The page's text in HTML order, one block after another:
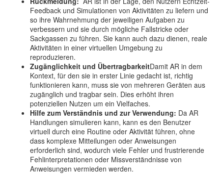
Feedback und Simulationen von Aktivitäten zu liefern und
so ihre Wahrnehmung der jeweiligen Aufgaben zu
verbessern und sie durch mögliche Fallstricke oder
Sackgassen zu führen. Sie kann auch dazu dienen, reale
Aktivitäten in einer virtuellen Umgebung zu
reproduzieren.
Zugänglichkeit und ÜbertragbarkeitDamit AR in dem
Kontext, für den sie in erster Linie gedacht ist, richtig
funktionieren kann, muss sie von mehreren Geräten aus
zugänglich und tragbar sein. Dies erhöht ihren
potenziellen Nutzen um ein Vielfaches.
Hilfe zum Verständnis und zur Verwendung: Da AR
Handlungen simulieren kann, kann es den Benutzer
virtuell durch eine Routine oder Aktivität führen, ohne
dass komplexe Mitteilungen oder Anweisungen
erforderlich sind, wodurch viele Fehler und frustrierende
Fehlinterpretationen oder Missverständnisse von
Anweisungen vermieden werden.